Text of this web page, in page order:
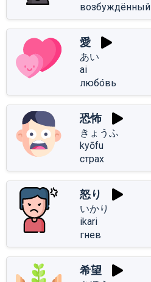
возбуждённый
愛
あい
ai
любо́вь
恐怖
きょうふ
kyōfu
страх
怒り
いかり
ikari
гнев
希望